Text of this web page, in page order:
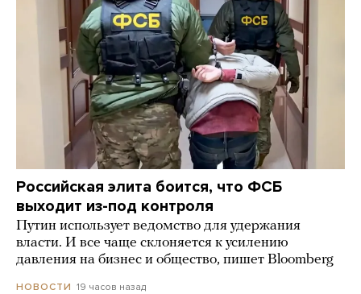
Российская элита боится, что ФСБ
выходит из-под контроля
Путин использует ведомство для удержания
власти. И все чаще склоняется к усилению
давления на бизнес и общество, пишет Bloomberg
НОВОСТИ 19 часов назад